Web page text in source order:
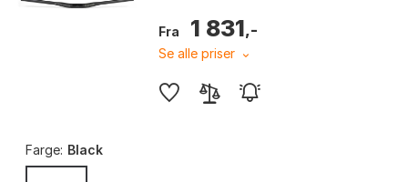
Fra 1 831,-
Se alle priser
Farge: Black